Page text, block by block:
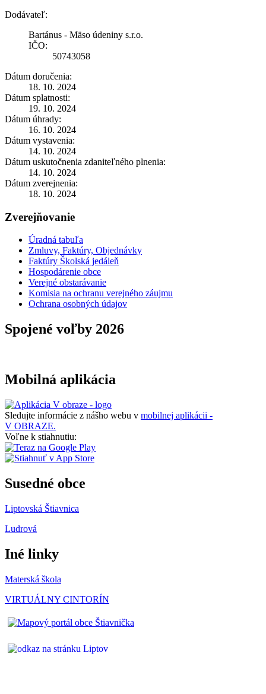
Dodávateľ:
Bartánus - Mäso údeniny s.r.o.
IČO:
50743058
Dátum doručenia:
18. 10. 2024
Dátum splatnosti:
19. 10. 2024
Dátum úhrady:
16. 10. 2024
Dátum vystavenia:
14. 10. 2024
Dátum uskutočnenia zdaniteľného plnenia:
14. 10. 2024
Dátum zverejnenia:
18. 10. 2024
Zverejňovanie
Úradná tabuľa
Zmluvy, Faktúry, Objednávky
Faktúry Školská jedáleň
Hospodárenie obce
Verejné obstarávanie
Komisia na ochranu verejného záujmu
Ochrana osobných údajov
Spojené voľby 2026
Mobilná aplikácia
Sledujte informácie z nášho webu v mobilnej aplikácii -
V OBRAZE.
Voľne k stiahnutiu:
Susedné obce
Liptovská Štiavnica
Ludrová
Iné linky
Materská škola
VIRTUÁLNY CINTORÍN